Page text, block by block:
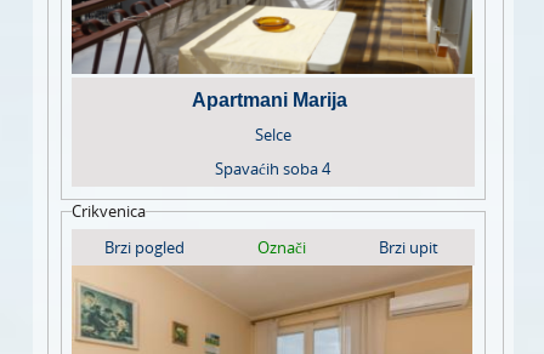
Apartmani Marija
Selce
Spavaćih soba4
Crikvenica
Brzi pogled
Označi Brzi upit